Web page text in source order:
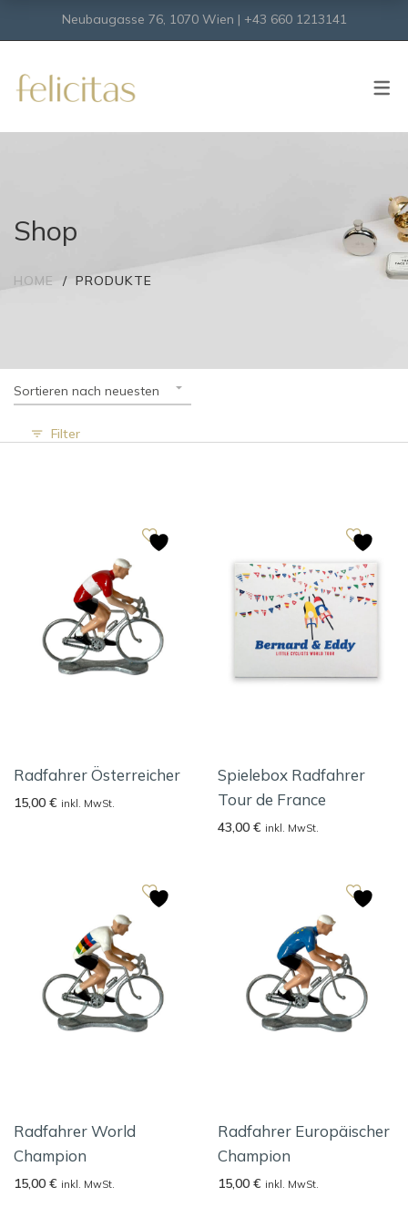
Neubaugasse 76, 1070 Wien | +43 660 1213141
Shop
HOME PRODUKTE
Sortieren nach neuesten
Filter
Radfahrer Österreicher
15,00 € inkl. MwSt.
Spielebox Radfahrer
Tour de France
43,00 € inkl. MwSt.
Radfahrer World
Champion
15,00 € inkl. MwSt.
Radfahrer Europäischer
Champion
15,00 € inkl. MwSt.